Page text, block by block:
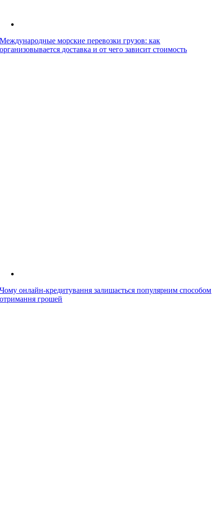
Международные морские перевозки грузов: как
организовывается доставка и от чего зависит стоимость
Чому онлайн-кредитування залишається популярним способом
отримання грошей